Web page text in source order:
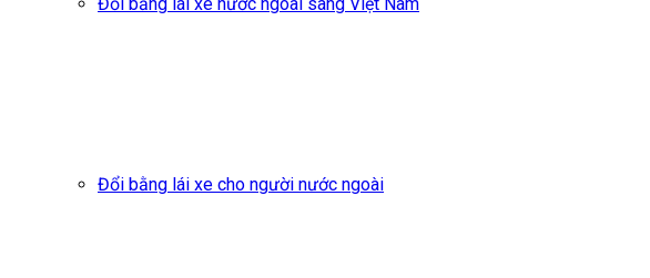
Đổi bằng lái xe cho người nước ngoài